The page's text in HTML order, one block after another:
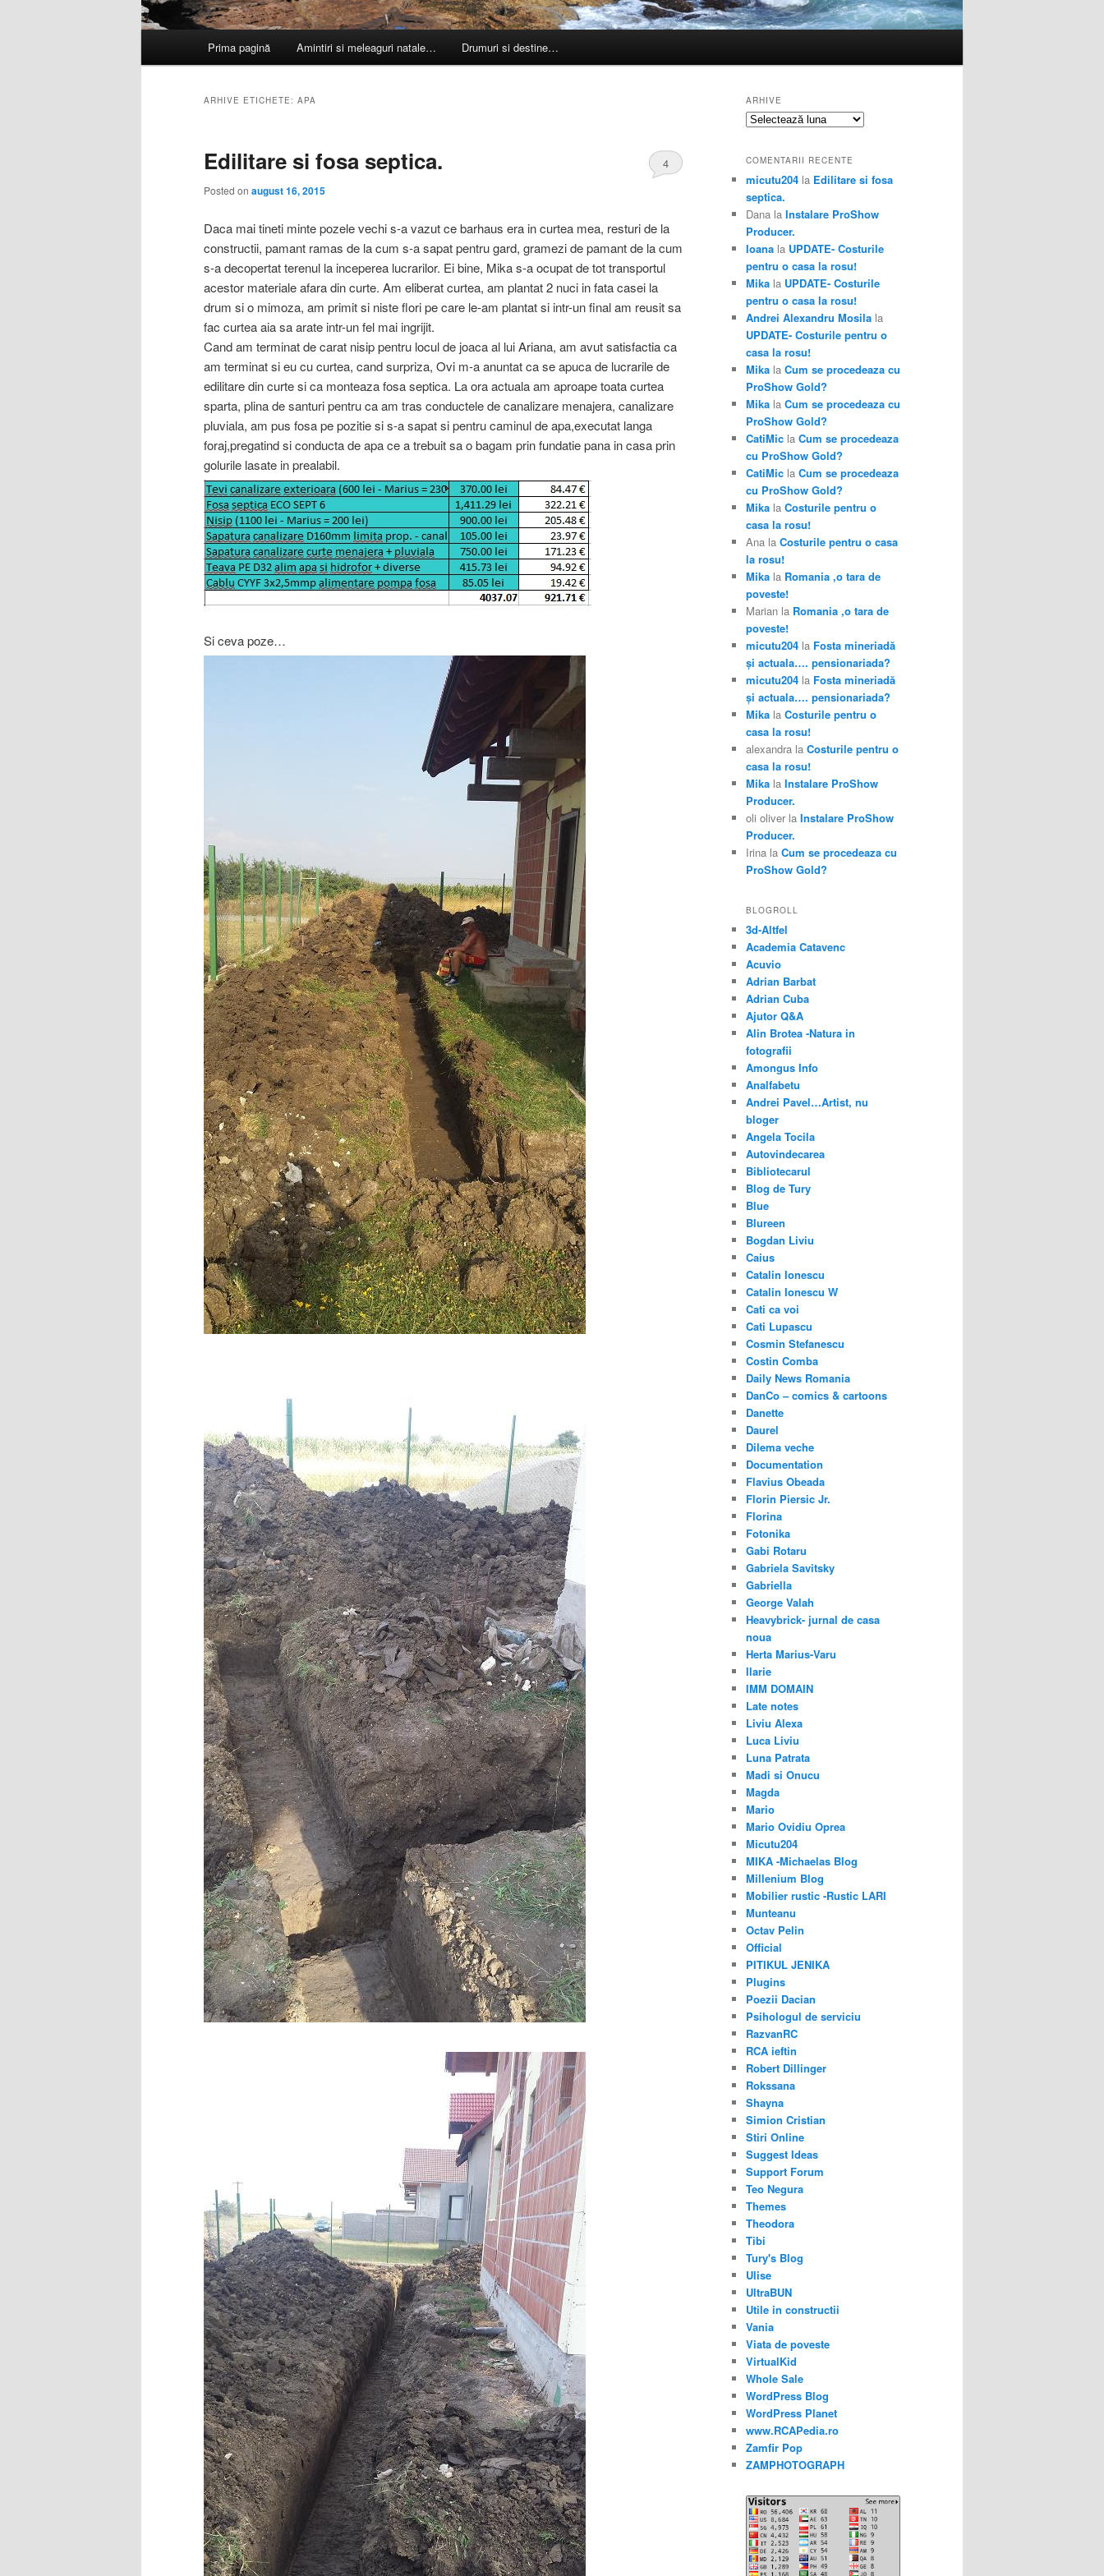
Prima pagină Amintiri si meleaguri natale… Drumuri si destine…
ARHIVE ETICHETE: APA
Edilitare si fosa septica.
Posted on august 16, 2015
4
Daca mai tineti minte pozele vechi s-a vazut ce barhaus era in curtea mea, resturi de la
constructii, pamant ramas de la cum s-a sapat pentru gard, gramezi de pamant de la cum
s-a decopertat terenul la inceperea lucrarilor. Ei bine, Mika s-a ocupat de tot transportul
acestor materiale afara din curte. Am eliberat curtea, am plantat 2 nuci in fata casei la
drum si o mimoza, am primit si niste flori pe care le-am plantat si intr-un final am reusit sa
fac curtea aia sa arate intr-un fel mai ingrijit.
Cand am terminat de carat nisip pentru locul de joaca al lui Ariana, am avut satisfactia ca
am terminat si eu cu curtea, cand surpriza, Ovi m-a anuntat ca se apuca de lucrarile de
edilitare din curte si ca monteaza fosa septica. La ora actuala am aproape toata curtea
sparta, plina de santuri pentru ca am tras conductele de canalizare menajera, canalizare
pluviala, am pus fosa pe pozitie si s-a sapat si pentru caminul de apa,executat langa
foraj,pregatind si conducta de apa ce a trebuit sa o bagam prin fundatie pana in casa prin
golurile lasate in prealabil.
Si ceva poze…
ARHIVE
Arhive
COMENTARII RECENTE
micutu204 la Edilitare si fosa
septica.
Dana la Instalare ProShow
Producer.
Ioana la UPDATE- Costurile
pentru o casa la rosu!
Mika la UPDATE- Costurile
pentru o casa la rosu!
Andrei Alexandru Mosila la
UPDATE- Costurile pentru o
casa la rosu!
Mika la Cum se procedeaza cu
ProShow Gold?
Mika la Cum se procedeaza cu
ProShow Gold?
CatiMic la Cum se procedeaza
cu ProShow Gold?
CatiMic la Cum se procedeaza
cu ProShow Gold?
Mika la Costurile pentru o
casa la rosu!
Ana la Costurile pentru o casa
la rosu!
Mika la Romania ,o tara de
poveste!
Marian la Romania ,o tara de
poveste!
micutu204 la Fosta mineriadă
şi actuala…. pensionariada?
micutu204 la Fosta mineriadă
şi actuala…. pensionariada?
Mika la Costurile pentru o
casa la rosu!
alexandra la Costurile pentru o
casa la rosu!
Mika la Instalare ProShow
Producer.
oli oliver la Instalare ProShow
Producer.
Irina la Cum se procedeaza cu
ProShow Gold?
BLOGROLL
3d-Altfel
Academia Catavenc
Acuvio
Adrian Barbat
Adrian Cuba
Ajutor Q&A
Alin Brotea -Natura in
fotografii
Amongus Info
Analfabetu
Andrei Pavel…Artist, nu
bloger
Angela Tocila
Autovindecarea
Bibliotecarul
Blog de Tury
Blue
Blureen
Bogdan Liviu
Caius
Catalin Ionescu
Catalin Ionescu W
Cati ca voi
Cati Lupascu
Cosmin Stefanescu
Costin Comba
Daily News Romania
DanCo – comics & cartoons
Danette
Daurel
Dilema veche
Documentation
Flavius Obeada
Florin Piersic Jr.
Florina
Fotonika
Gabi Rotaru
Gabriela Savitsky
Gabriella
George Valah
Heavybrick- jurnal de casa
noua
Herta Marius-Varu
Ilarie
IMM DOMAIN
Late notes
Liviu Alexa
Luca Liviu
Luna Patrata
Madi si Onucu
Magda
Mario
Mario Ovidiu Oprea
Micutu204
MIKA -Michaelas Blog
Millenium Blog
Mobilier rustic -Rustic LARI
Munteanu
Octav Pelin
Official
PITIKUL JENIKA
Plugins
Poezii Dacian
Psihologul de serviciu
RazvanRC
RCA ieftin
Robert Dillinger
Rokssana
Shayna
Simion Cristian
Stiri Online
Suggest Ideas
Support Forum
Teo Negura
Themes
Theodora
Tibi
Tury's Blog
Ulise
UltraBUN
Utile in constructii
Vania
Viata de poveste
VirtualKid
Whole Sale
WordPress Blog
WordPress Planet
www.RCAPedia.ro
Zamfir Pop
ZAMPHOTOGRAPH